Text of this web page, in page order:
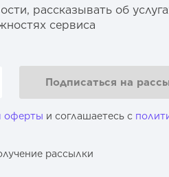
рассказывать об
сервиса
Подписаться на
оферты и соглашаетесь с
рассылки